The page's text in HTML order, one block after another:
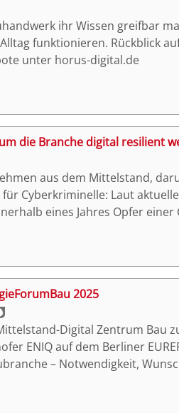
ihr Wissen greifbar
funktionieren. Rückblick
unter horus-digital.de
die Branche digital resilient
aus dem Mittelstand,
Cyberkriminelle: Laut
eines Jahres Opfer einer
Das ist ein gefährliches
schnell in die
warnt darum: Ohne
bleibt die Branche
2025
Digital Zentrum Bau
ENIQ auf dem Berliner
– Notwendigkeit,
Strategien für den